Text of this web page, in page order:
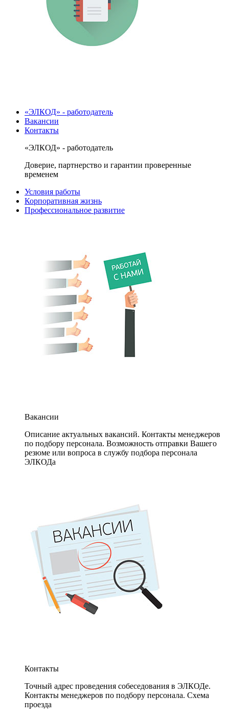
«ЭЛКОД» - работодатель
Вакансии
Контакты
«ЭЛКОД» - работодатель
Доверие, партнерство и гарантии проверенные
временем
Условия работы
Корпоративная жизнь
Профессиональное развитие
Вакансии
Описание актуальных вакансий. Контакты менеджеров
по подбору персонала. Возможность отправки Вашего
резюме или вопроса в службу подбора персонала
ЭЛКОДа
Контакты
Точный адрес проведения собеседования в ЭЛКОДе.
Контакты менеджеров по подбору персонала. Схема
проезда